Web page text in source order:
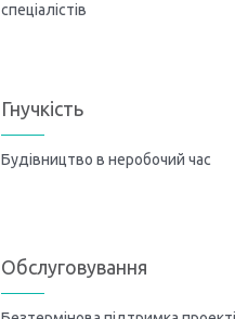
спеціалістів
Гнучкість
Будівництво в неробочий час
Обслуговування